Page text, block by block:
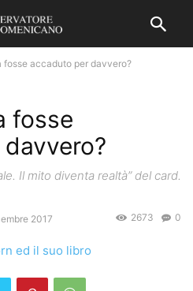
fosse accaduto per davvero?
fosse
Il mito diventa realtà” del card.
2017 0
2673